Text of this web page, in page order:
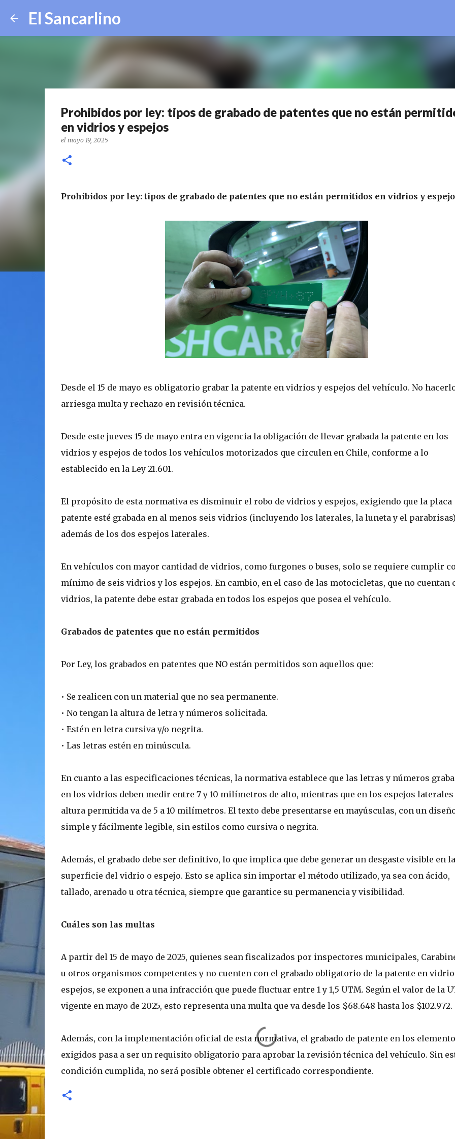
El Sancarlino
Prohibidos por ley: tipos de grabado de patentes que no están
en vidrios y espejos
el mayo 19, 2025
Prohibidos por ley: tipos de grabado de patentes que no están permitidos en vidrios y
Desde el 15 de mayo es obligatorio grabar la patente en vidrios y espejos del vehículo. No
arriesga multa y rechazo en revisión técnica.
Desde este jueves 15 de mayo entra en vigencia la obligación de llevar grabada la patente en los
vidrios y espejos de todos los vehículos motorizados que circulen en Chile, conforme a lo
establecido en la Ley 21.601.
El propósito de esta normativa es disminuir el robo de vidrios y espejos, exigiendo que la placa
patente esté grabada en al menos seis vidrios (incluyendo los laterales, la luneta y el
además de los dos espejos laterales.
En vehículos con mayor cantidad de vidrios, como furgones o buses, solo se requiere cumplir
mínimo de seis vidrios y los espejos. En cambio, en el caso de las motocicletas, que no cuentan
vidrios, la patente debe estar grabada en todos los espejos que posea el vehículo.
Grabados de patentes que no están permitidos
Por Ley, los grabados en patentes que NO están permitidos son aquellos que:
• Se realicen con un material que no sea permanente.
• No tengan la altura de letra y números solicitada.
• Estén en letra cursiva y/o negrita.
• Las letras estén en minúscula.
En cuanto a las especificaciones técnicas, la normativa establece que las letras y números
en los vidrios deben medir entre 7 y 10 milímetros de alto, mientras que en los espejos laterales
altura permitida va de 5 a 10 milímetros. El texto debe presentarse en mayúsculas, con un
simple y fácilmente legible, sin estilos como cursiva o negrita.
Además, el grabado debe ser definitivo, lo que implica que debe generar un desgaste visible en la
superficie del vidrio o espejo. Esto se aplica sin importar el método utilizado, ya sea con ácido,
tallado, arenado u otra técnica, siempre que garantice su permanencia y visibilidad.
Cuáles son las multas
A partir del 15 de mayo de 2025, quienes sean fiscalizados por inspectores municipales,
u otros organismos competentes y no cuenten con el grabado obligatorio de la patente en
espejos, se exponen a una infracción que puede fluctuar entre 1 y 1,5 UTM. Según el valor de la
vigente en mayo de 2025, esto representa una multa que va desde los $68.648 hasta los $102.972.
Además, con la implementación oficial de esta normativa, el grabado de patente en los
exigidos pasa a ser un requisito obligatorio para aprobar la revisión técnica del vehículo. Sin
condición cumplida, no será posible obtener el certificado correspondiente.